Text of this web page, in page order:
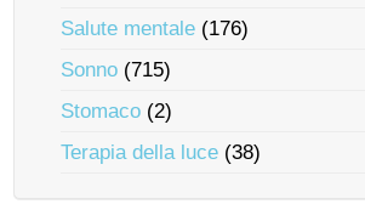
Salute mentale (176)
Sonno (715)
Stomaco (2)
Terapia della luce (38)